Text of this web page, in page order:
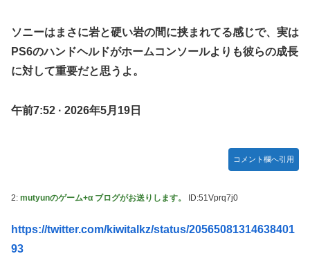
やる夫のダンジョン運営記183-雑談所ネタ118 懺悔小ネタ
「創刻のファイアホイール」+埋めネタ「ファイアホイール
TCG・その後」
やる夫「催眠アプリを手に入れたんだけど……これ必要だっ
【ガンダムＷ】あのメンツのなかでは比較的常識のあるほう
P「資料だから見といてくれ」
ガキ「世界を救います」←飽きた。おっさんにしろ
ソニーはまさに岩と硬い岩の間に挟まれてる感じで、実は
PS6のハンドヘルドがホームコンソールよりも彼らの成長
に対して重要だと思うよ。
午前7:52 · 2026年5月19日
コメント欄へ引用
2: mutyunのゲーム+α ブログがお送りします。 ID:51Vprq7j0
https://twitter.com/kiwitalkz/status/20565081314638401
93